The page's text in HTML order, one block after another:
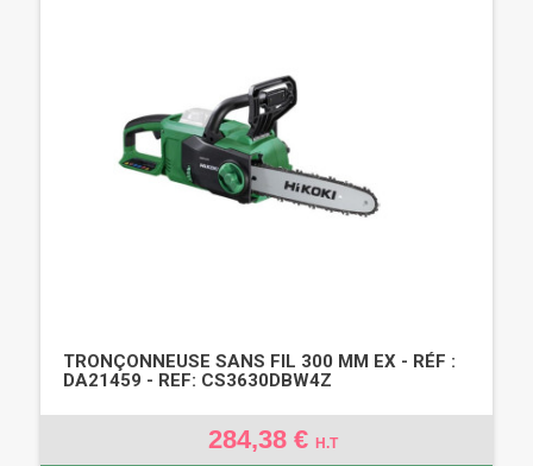
TRONÇONNEUSE SANS FIL 300 MM EX - RÉF :
DA21459 - REF: CS3630DBW4Z
284,38 € H.T